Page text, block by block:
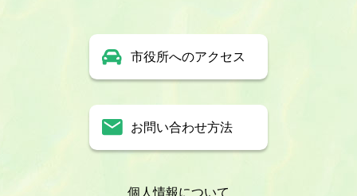
市役所へのアクセス
お問い合わせ方法
個人情報について